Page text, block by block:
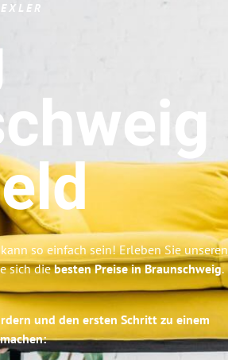
so einfach sein! Erleben Sie unseren
sich diebesten Preise in Braunschweig.
und den ersten Schritt zu einem